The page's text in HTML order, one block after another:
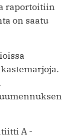
raportoitiin
on saatu
A -